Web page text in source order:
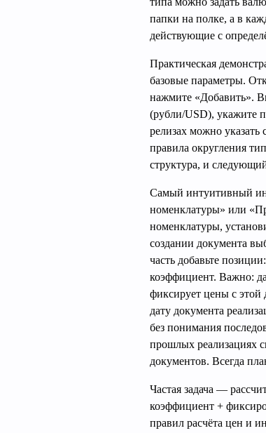
папки на полке, а в
действующие с
Практическая
базовые параметры.
нажмите «Добавить».
(рубли/USD), укажите
релизах можно указать
правила округления
структура, и
Самый интуитивный
номенклатуры» или
номенклатуры,
создании документа
часть добавьте
коэффициент. Важно:
фиксирует цены с этой
дату документа
без понимания
прошлых реализациях
документов. Всегда
Частая задача —
коэффициент +
правил расчёта цен и